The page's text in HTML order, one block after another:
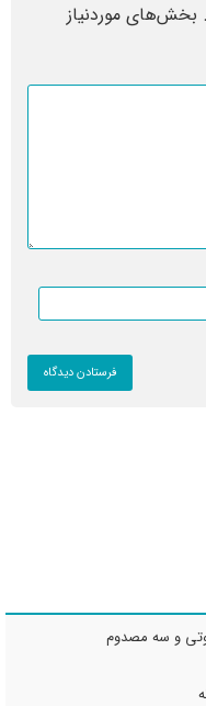
بخش‌های موردنیاز
و سه مصدوم